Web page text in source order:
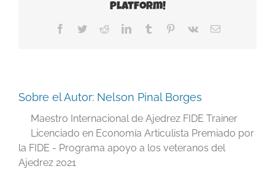
Platform!
Facebook
TwitterRedditLinkedInTumblr Pinterest
Vk
Correo
Sobre el Autor: Nelson Pinal Borges
Maestro Internacional de Ajedrez FIDE Trainer
Licenciado en Economía Articulista Premiado por
la FIDE - Programa apoyo a los veteranos del
Ajedrez 2021